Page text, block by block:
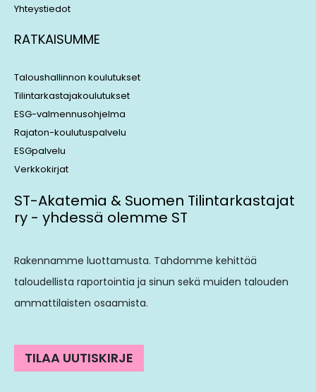
Yhteystiedot
RATKAISUMME
Taloushallinnon koulutukset
Tilintarkastajakoulutukset
ESG-valmennusohjelma
Rajaton-koulutuspalvelu
ESGpalvelu
Verkkokirjat
ST-Akatemia & Suomen Tilintarkastajat
ry - yhdessä olemme ST
Rakennamme luottamusta. Tahdomme kehittää
taloudellista raportointia ja sinun sekä muiden talouden
ammattilaisten osaamista.
TILAA UUTISKIRJE